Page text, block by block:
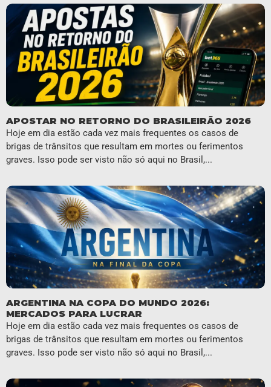
APOSTAR NO RETORNO DO BRASILEIRÃO 2026
Hoje em dia estão cada vez mais frequentes os casos de
brigas de trânsitos que resultam em mortes ou ferimentos
graves. Isso pode ser visto não só aqui no Brasil,...
ARGENTINA NA COPA DO MUNDO 2026:
MERCADOS PARA LUCRAR
Hoje em dia estão cada vez mais frequentes os casos de
brigas de trânsitos que resultam em mortes ou ferimentos
graves. Isso pode ser visto não só aqui no Brasil,...